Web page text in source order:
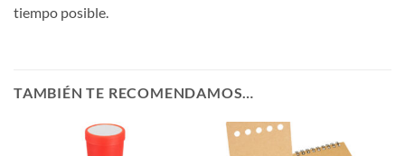
tiempo posible.
TAMBIÉN TE RECOMENDAMOS…